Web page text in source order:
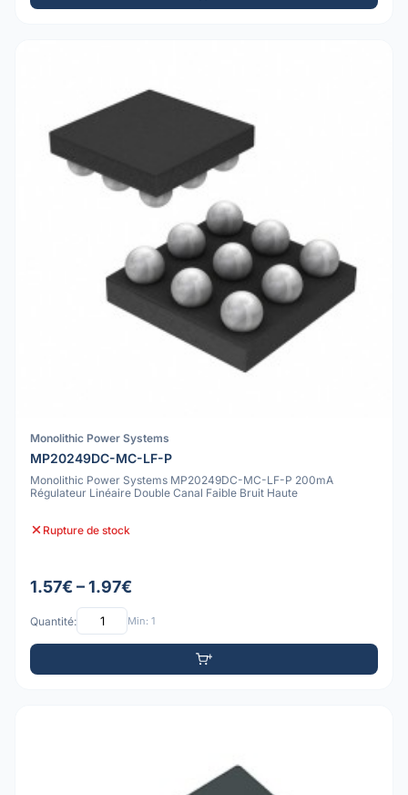
Monolithic Power Systems
MP20249DC-MC-LF-P
Monolithic Power Systems MP20249DC-MC-LF-P 200mA
Régulateur Linéaire Double Canal Faible Bruit Haute
Rupture de stock
1.57€ – 1.97€
Quantité: Min: 1